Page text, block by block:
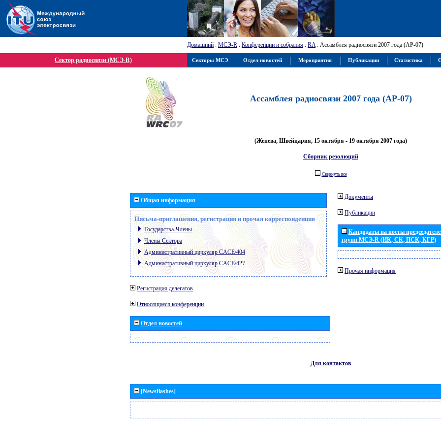
Домашний : МСЭ-R : Конференции и собрания : RA: Ассамблея радиосвязи 2007 года (АР-07)
Сектор радиосвязи (МСЭ-R)
Ассамблея радиосвязи 2007 года (АР-07)
(Женева, Швейцария, 15 октября - 19 октября 2007 года)
Сборник резолюций
Свернуть все
Общая информация
Письма-приглашения, регистрация и прочая корреспонденция
Государства-Члены
Члены Сектора
Административный циркуляр CACE/404
Административный циркуляр CACE/427
Регистрация делегатов
Относящиеся конференции
Отдел новостей
Документы
Публикации
Кандидаты на посты
групп МСЭ-R (ИК, СК, ПСК, КГР)
Прочая информация
Для контактов
[Newsflashes]
Секторы МСЭ Отдел новостей Мероприятия Публикации Статистика